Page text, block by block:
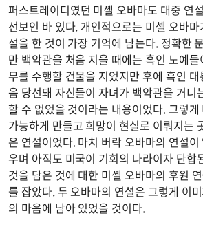
퍼스트레이디였던 미셸 오바마도 대중 연
선보인 바 있다. 개인적으로는 미셸 오바
설을 한 것이 가장 기억에 남는다. 정확한
만 백악관을 처음 지을 때에는 흑인 노예
무를 수행할 건물을 지었지만 후에 흑인
음 당선돼 자신들이 자녀가 백악관을 거니
할 수 없었을 것이라는 내용이었다. 그렇
가능하게 만들고 희망이 현실로 이뤄지는
은 연설이었다. 마치 버락 오바마의 연설이
우며 아직도 미국이 기회의 나라이자 단합
것을 담은 것에 대한 미셸 오바마의 후원
를 잡았다. 두 오바마의 연설은 그렇게 이
의 마음에 남아 있었을 것이다.